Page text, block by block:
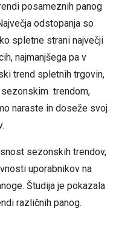
posameznih panog
odstopanja so
spletne strani največji
najmanjšega pa v
trend spletnih trgovin,
trendom,
naraste in doseže svoj
sezonskih trendov,
uporabnikov na
Študija je pokazala
različnih panog.